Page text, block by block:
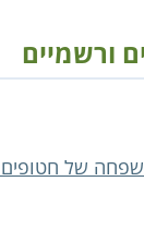
ורשמיים
של